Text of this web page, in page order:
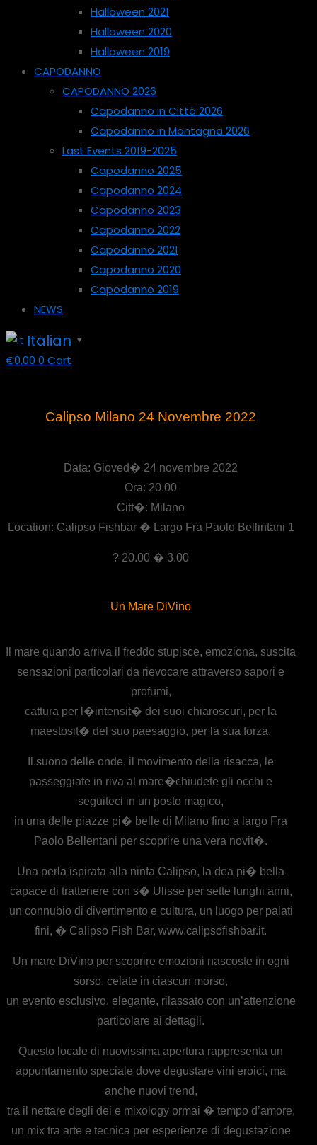
Halloween 2021
Halloween 2020
Halloween 2019
CAPODANNO
CAPODANNO 2026
Capodanno in Città 2026
Capodanno in Montagna 2026
Last Events 2019-2025
Capodanno 2025
Capodanno 2024
Capodanno 2023
Capodanno 2022
Capodanno 2021
Capodanno 2020
Capodanno 2019
NEWS
Italian ▼
€0.00 0 Cart
Calipso Milano 24 Novembre 2022
Data: Gioved� 24 novembre 2022
Ora: 20.00
Citt�: Milano
Location: Calipso Fishbar � Largo Fra Paolo Bellintani 1
? 20.00 � 3.00
Un Mare DiVino
Il mare quando arriva il freddo stupisce, emoziona, suscita
sensazioni particolari da rievocare attraverso sapori e
profumi,
cattura per l�intensit� dei suoi chiaroscuri, per la
maestosit� del suo paesaggio, per la sua forza.
Il suono delle onde, il movimento della risacca, le
passeggiate in riva al mare�chiudete gli occhi e
seguiteci in un posto magico,
in una delle piazze pi� belle di Milano fino a largo Fra
Paolo Bellentani per scoprire una vera novit�.
Una perla ispirata alla ninfa Calipso, la dea pi� bella
capace di trattenere con s� Ulisse per sette lunghi anni,
un connubio di divertimento e cultura, un luogo per palati
fini, � Calipso Fish Bar, www.calipsofishbar.it.
Un mare DiVino per scoprire emozioni nascoste in ogni
sorso, celate in ciascun morso,
un evento esclusivo, elegante, rilassato con un’attenzione
particolare ai dettagli.
Questo locale di nuovissima apertura rappresenta un
appuntamento speciale dove degustare vini eroici, ma
anche nuovi trend,
tra il nettare degli dei e mixology ormai � tempo d’amore,
un mix tra arte e tecnica per esperienze di degustazione